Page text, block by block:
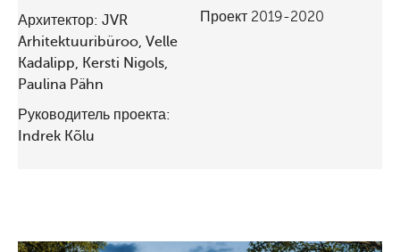
Архитектор: JVR
Arhitektuuribüroo, Velle
Kadalipp, Kersti Nigols,
Paulina Pähn
Руководитель проекта:
Indrek Kõlu
Проект 2019-2020